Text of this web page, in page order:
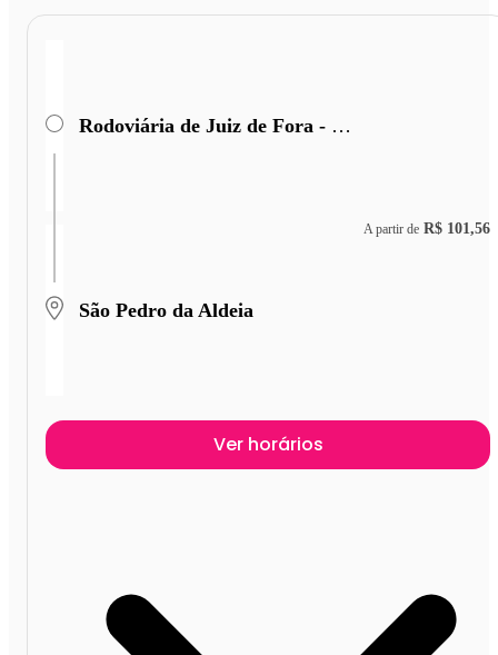
Rodoviária de Juiz de Fora - Terminal Miguel Mansu
São Pedro da Aldeia
A partir de R$ 101,56
Ver horários